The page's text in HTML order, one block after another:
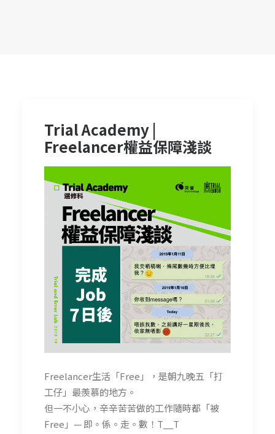
Trial Academy |
Freelancer權益保障淺談
Freelancer生活「Free」，是朝九晚五「打
工仔」最羨慕的地方。
但一不小心，辛辛苦苦做的工作隨時都「被
Free」— 即。係。走。數！T__T